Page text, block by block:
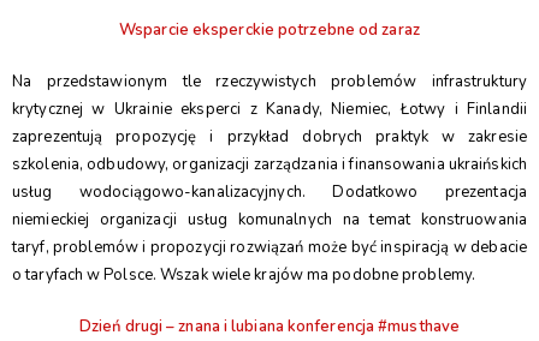
Wsparcie eksperckie potrzebne od zaraz
Na przedstawionym tle rzeczywistych problemów infrastruktury
krytycznej w Ukrainie eksperci z Kanady, Niemiec, Łotwy i Finlandii
zaprezentują propozycję i przykład dobrych praktyk w zakresie
szkolenia, odbudowy, organizacji zarządzania i finansowania ukraińskich
usług wodociągowo-kanalizacyjnych. Dodatkowo prezentacja
niemieckiej organizacji usług komunalnych na temat konstruowania
taryf, problemów i propozycji rozwiązań może być inspiracją w debacie
o taryfach w Polsce. Wszak wiele krajów ma podobne problemy.
Dzień drugi – znana i lubiana konferencja #musthave